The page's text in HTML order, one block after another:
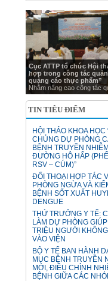
Cục ATTP tổ chức Hội
hợp trong công tác
quảng cáo thực phẩm”
Nhằm nâng cao công tác
TIN TIÊU ĐIỂM
HỘI THẢO KHOA HỌC
CHỦNG DỰ PHÒNG
BỆNH TRUYỀN NHIỄM
ĐƯỜNG HÔ HẤP
RSV – CÚM)”
ĐỐI THOẠI HỢP TÁC
PHÒNG NGỪA VÀ
BỆNH SỐT XUẤT
DENGUE
THỨ TRƯỞNG Y TẾ:
LÀM DỰ PHÒNG
TRIỆU NGƯỜI KHÔNG
VÀO VIỆN
BỘ Y TẾ BAN HÀNH
MỤC BỆNH TRUYỀN
MỚI, ĐIỀU CHỈNH
BỆNH GIỮA CÁC